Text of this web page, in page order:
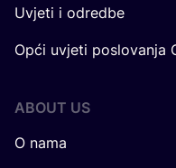
Uvjeti i odredbe
Opći uvjeti poslovanja
ABOUT US
O nama